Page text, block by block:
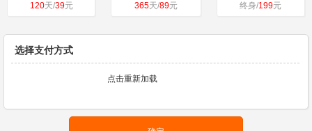
120天/39元 365天/89元 终身/199元
选择支付方式
点击重新加载